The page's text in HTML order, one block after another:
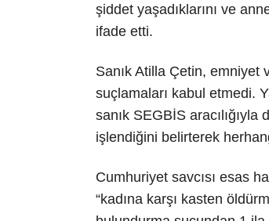
şiddet yaşadıklarını ve
ifade etti.
Sanık Atilla Çetin, emniyet
suçlamaları kabul etmedi.
sanık SEGBİS
işlendiğini belirterek
Cumhuriyet savcısı esas
“kadına karşı kasten